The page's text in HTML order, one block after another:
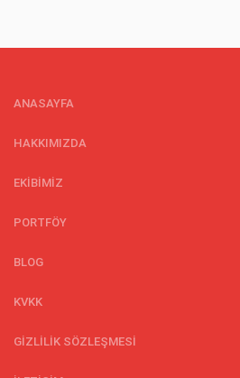
ANASAYFA
HAKKIMIZDA
EKİBİMİZ
PORTFÖY
BLOG
KVKK
GİZLİLİK SÖZLEŞMESİ